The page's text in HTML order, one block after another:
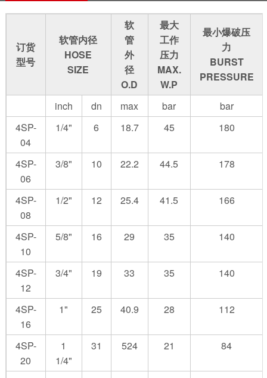
订货
型号
软管内径
HOSE
SIZE
软
管
外
径
O.D
最大
工作
压力
MAX.
W.P
最小爆破压
力
BURST
PRESSURE
inch dn max bar
bar
4SP-
04
1/4" 6 18.7 45 180
4SP-
06
3/8" 10 22.2 44.5 178
4SP-
08
1/2" 12 25.4 41.5 166
4SP-
10
5/8" 16 29 35 140
4SP-
12
3/4" 19 33 35 140
4SP-
16
1" 25 40.9 28 112
4SP-
20
1
1/4"
31 524 21 84